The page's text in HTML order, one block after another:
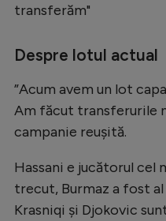
transferăm"
Despre lotul actual
”Acum avem un lot
Am făcut transferurile
campanie reușită.
Hassani e jucătorul cel
trecut, Burmaz a fost
Krasniqi și Djokovic